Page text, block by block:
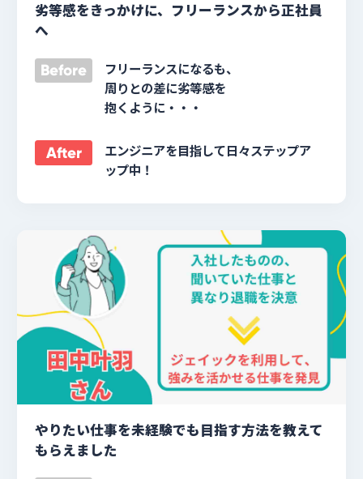
劣等感をきっかけに、フリーランスから正社員
へ
Before
フリーランスになるも、
周りとの差に劣等感を
抱くように・・・
After
エンジニアを目指して日々ステップア
ップ中！
やりたい仕事を未経験でも目指す方法を教えて
もらえました